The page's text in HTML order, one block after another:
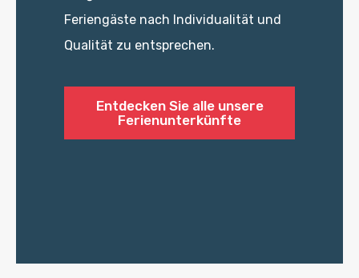
Feriengäste nach Individualität und
Qualität zu entsprechen.
Entdecken Sie alle unsere
Ferienunterkünfte